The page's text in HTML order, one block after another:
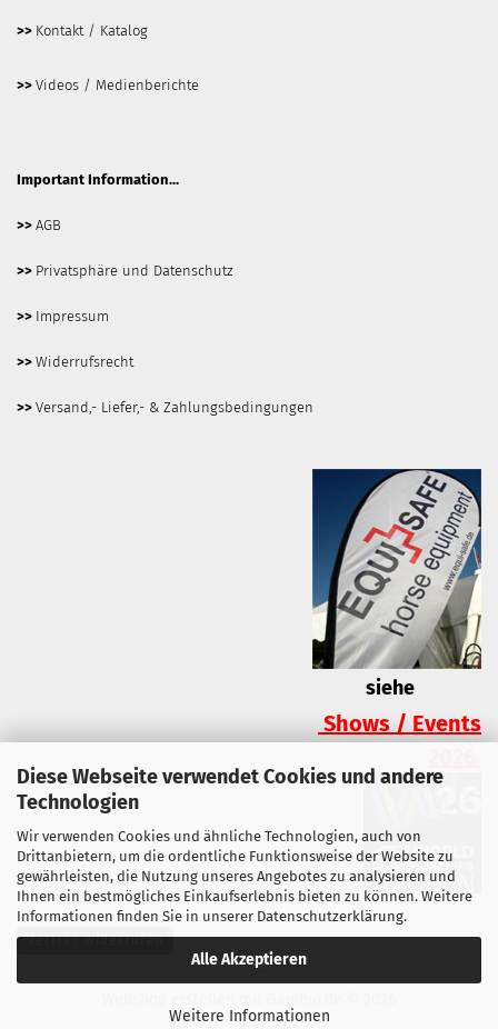
Diese Webseite verwendet Cookies und andere
Technologien
Wir verwenden Cookies und ähnliche Technologien, auch von
Drittanbietern, um die ordentliche Funktionsweise der Website zu
gewährleisten, die Nutzung unseres Angebotes zu analysieren und
Ihnen ein bestmögliches Einkaufserlebnis bieten zu können. Weitere
Informationen finden Sie in unserer Datenschutzerklärung.
Alle Akzeptieren
Weitere Informationen
>> Kontakt / Katalog
>> Videos / Medienberichte
Important Information...
>> AGB
>> Privatsphäre und Datenschutz
>> Impressum
>> Widerrufsrecht
>> Versand,- Liefer,- & Zahlungsbedingungen
siehe
Shows / Events
Vertrag widerrufen